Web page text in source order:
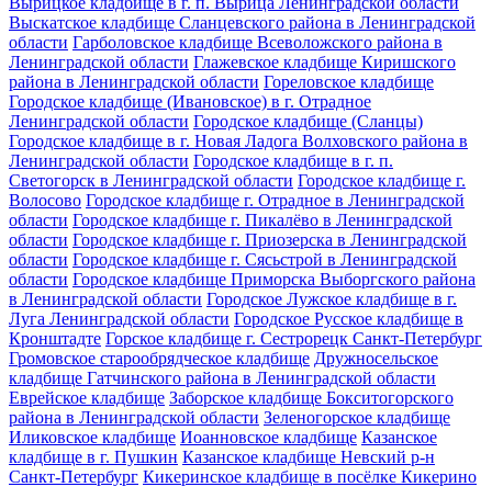
Выскатское кладбище Сланцевского района в Ленинградской
области Гарболовское кладбище Всеволожского района в
Ленинградской области Глажевское кладбище Киришского
района в Ленинградской области Гореловское кладбище
Городское кладбище (Ивановское) в г. Отрадное
Ленинградской области Городское кладбище (Сланцы)
Городское кладбище в г. Новая Ладога Волховского района в
Ленинградской области Городское кладбище в г. п.
Светогорск в Ленинградской области Городское кладбище г.
Волосово Городское кладбище г. Отрадное в Ленинградской
области Городское кладбище г. Пикалёво в Ленинградской
области Городское кладбище г. Приозерска в Ленинградской
области Городское кладбище г. Сясьстрой в Ленинградской
области Городское кладбище Приморска Выборгского района
в Ленинградской области Городское Лужское кладбище в г.
Луга Ленинградской области Городское Русское кладбище в
Кронштадте Горское кладбище г. Сестрорецк Санкт-Петербург
Громовское старообрядческое кладбище Дружносельское
кладбище Гатчинского района в Ленинградской области
Еврейское кладбище Заборское кладбище Бокситогорского
района в Ленинградской области Зеленогорское кладбище
Иликовское кладбище Иоанновское кладбище Казанское
кладбище в г. Пушкин Казанское кладбище Невский р-н
Санкт-Петербург Кикеринское кладбище в посёлке Кикерино